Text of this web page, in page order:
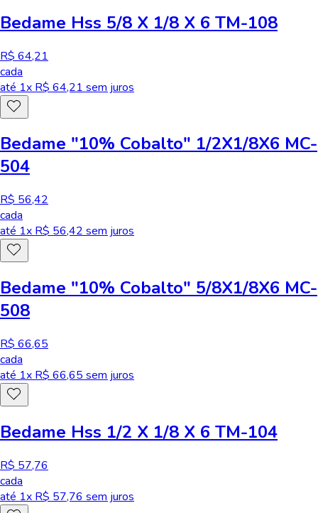
Bedame Hss 5/8 X 1/8 X 6 TM-108
R$ 64,21
cada
até 1x R$ 64,21 sem juros
Bedame "10% Cobalto" 1/2X1/8X6 MC-
504
R$ 56,42
cada
até 1x R$ 56,42 sem juros
Bedame "10% Cobalto" 5/8X1/8X6 MC-
508
R$ 66,65
cada
até 1x R$ 66,65 sem juros
Bedame Hss 1/2 X 1/8 X 6 TM-104
R$ 57,76
cada
até 1x R$ 57,76 sem juros